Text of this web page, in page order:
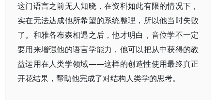
这门语言之前无人知晓，在资料如此有限的情况下，
实在无法达成他所希望的系统整理，所以他当时失败
了。和雅各布森相遇之后，他才明白，音位学不一定
要用来增强他的语言学能力，他可以把从中获得的教
益运用在人类学领域——这样的创造性使用最终真正
开花结果，帮助他完成了对结构人类学的思考。